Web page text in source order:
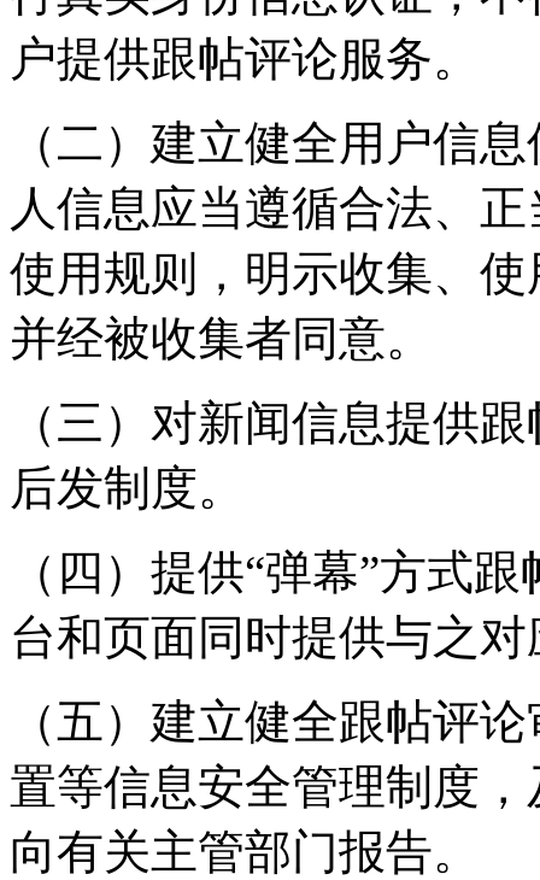
户提供跟帖评论服务。
（二）建立健全用户信
人信息应当遵循合法、
使用规则，明示收集、
并经被收集者同意。
（三）对新闻信息提供
后发制度。
（四）提供“弹幕”方式
台和页面同时提供与之
（五）建立健全跟帖评
置等信息安全管理制度
向有关主管部门报告。